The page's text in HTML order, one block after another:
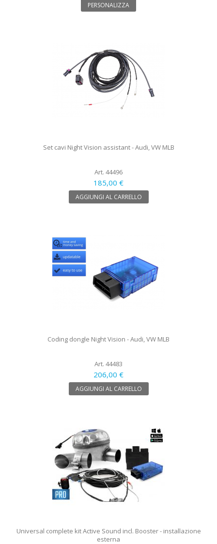
PERSONALIZZA
Set cavi Night Vision assistant - Audi, VW MLB
Art. 44496
185,00 €
AGGIUNGI AL CARRELLO
Coding dongle Night Vision - Audi, VW MLB
Art. 44483
206,00 €
AGGIUNGI AL CARRELLO
Universal complete kit Active Sound incl. Booster - installazione
esterna